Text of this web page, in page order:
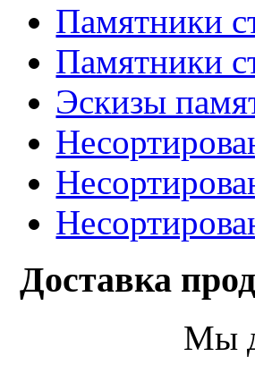
Памятники
Памятники
Эскизы
Доставка
Мы